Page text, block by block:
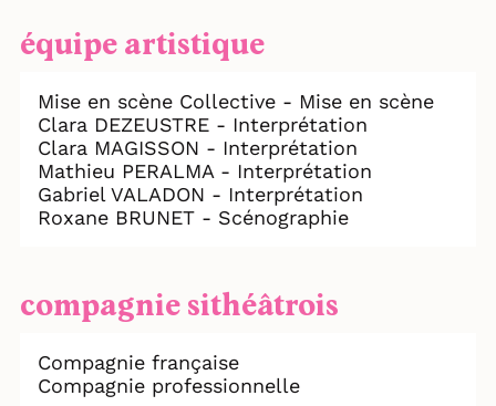
équipe artistique
Mise en scène Collective - Mise en scène
Clara DEZEUSTRE - Interprétation
Clara MAGISSON - Interprétation
Mathieu PERALMA - Interprétation
Gabriel VALADON - Interprétation
Roxane BRUNET - Scénographie
compagnie sithéâtrois
Compagnie française
Compagnie professionnelle